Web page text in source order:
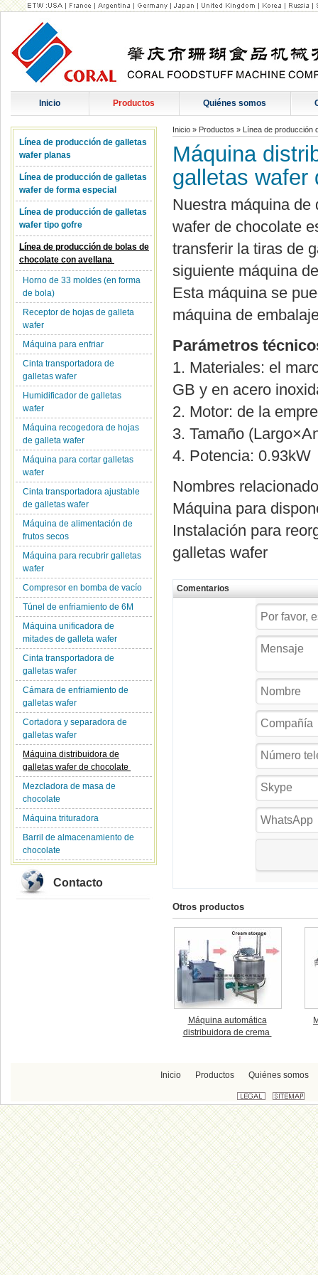
Inicio Productos Quiénes somos
Línea de producción de galletas
wafer planas
Línea de producción de galletas
wafer de forma especial
Línea de producción de galletas
wafer tipo gofre
Línea de producción de bolas de
chocolate con avellana
Horno de 33 moldes (en forma
de bola)
Receptor de hojas de galleta
wafer
Máquina para enfriar
Cinta transportadora de
galletas wafer
Humidificador de galletas
wafer
Máquina recogedora de hojas
de galleta wafer
Máquina para cortar galletas
wafer
Cinta transportadora ajustable
de galletas wafer
Máquina de alimentación de
frutos secos
Máquina para recubrir galletas
wafer
Compresor en bomba de vacío
Túnel de enfriamiento de 6M
Máquina unificadora de
mitades de galleta wafer
Cinta transportadora de
galletas wafer
Cámara de enfriamiento de
galletas wafer
Cortadora y separadora de
galletas wafer
Máquina distribuidora de
galletas wafer de chocolate
Mezcladora de masa de
chocolate
Máquina trituradora
Barril de almacenamiento de
chocolate
Contacto
Inicio » Productos » Línea de producción
Máquina
galletas wafer
Nuestra máquina de
wafer de chocolate
transferir la tiras de
siguiente máquina
Esta máquina se
máquina de
Parámetros
1. Materiales: el
GB y en acero
2. Motor: de la
3. Tamaño
4. Potencia: 0.93kW
Nombres
Máquina para
Instalación para
galletas wafer
Comentarios
Otros productos
Máquina automática
distribuidora de crema
Inicio Productos Quiénes somos